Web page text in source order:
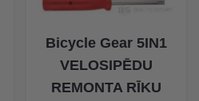
Bicycle Gear 5IN1
VELOSIPĒDU
REMONTA RĪKU